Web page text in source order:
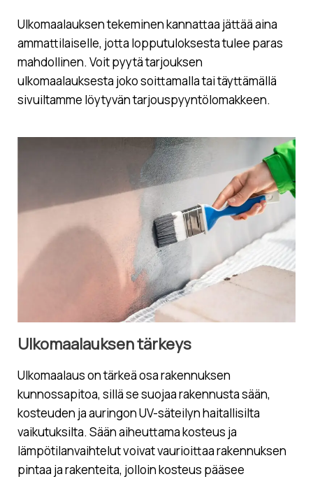
Ulkomaalauksen tekeminen kannattaa jättää aina
ammattilaiselle, jotta lopputuloksesta tulee paras
mahdollinen. Voit pyytä tarjouksen
ulkomaalauksesta joko soittamalla tai täyttämällä
sivuiltamme löytyvän tarjouspyyntölomakkeen.
Ulkomaalauksen tärkeys
Ulkomaalaus on tärkeä osa rakennuksen
kunnossapitoa, sillä se suojaa rakennusta sään,
kosteuden ja auringon UV-säteilyn haitallisilta
vaikutuksilta. Sään aiheuttama kosteus ja
lämpötilanvaihtelut voivat vaurioittaa rakennuksen
pintaa ja rakenteita, jolloin kosteus pääsee